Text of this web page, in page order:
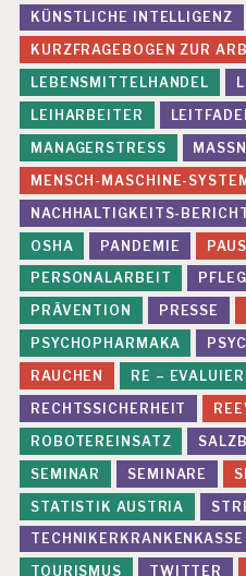
G
E
N
F
E
H
L
B
E
A
N
S
P
R
U
C
H
U
N
G
E
N
F
L
E
X
KÜNSTLICHE INTELLIGENZ
KURZFRAGEBOGEN ZUR
LEBENSMITTELHANDEL
LEIHARBEITER
MANAGERSTRESS
MENSCH-MASCHINE-
NACHHALTIGKEITS-
OSHA
PANDEMIE
PERSONALARBEIT
PRÄVENTION
PRESSE
PSYCHOPHARMAKA
RAUCHEN
RE –
RECHTSSICHERHEIT
ROBOTEREINSATZ
SEMINAR
SEMINARE
STATISTIK AUSTRIA
TECHNIKERKRANKENKASSE
TOURISMUS
TWITTER